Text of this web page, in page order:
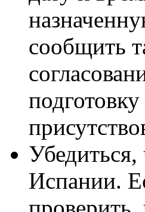
сообщить
Убедиться,
Испании.